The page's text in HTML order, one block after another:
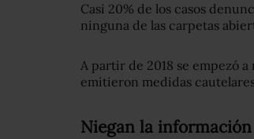
Casi 20% de los casos
ninguna de las carpetas
A partir de 2018 se empezó
emitieron medidas
Niegan la información